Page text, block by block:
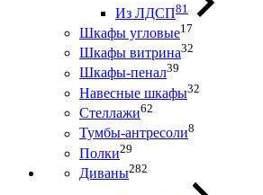
Из ЛДСП81
Шкафы угловые17
Шкафы витрина32
Шкафы-пенал39
Навесные шкафы32
Стеллажи62
Тумбы-антресоли8
Полки29
Диваны282